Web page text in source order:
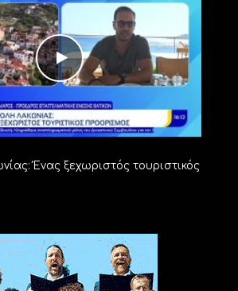
Ένας ξεχωριστός τουριστικός